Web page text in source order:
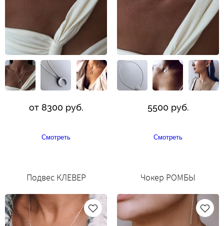
от 8300 руб.
Смотреть
5500 руб.
Смотреть
Подвес КЛЕВЕР Чокер РОМБЫ